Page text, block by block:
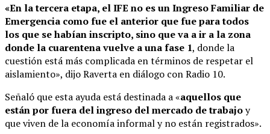
«En la tercera etapa, el IFE no es un Ingreso Familiar de
Emergencia como fue el anterior que fue para todos
los que se habían inscripto, sino que va a ir a la zona
donde la cuarentena vuelve a una fase 1, donde la
cuestión está más complicada en términos de respetar el
aislamiento», dijo Raverta en diálogo con Radio 10.
Señaló que esta ayuda está destinada a «aquellos que
están por fuera del ingreso del mercado de trabajoy
que viven de la economía informal y no están registrados».